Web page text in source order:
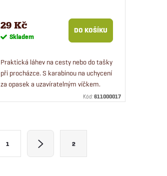
29 Kč
Skladem
DO KOŠÍKU
Praktická láhev na cesty nebo do tašky
při procházce. S karabinou na uchycení
za opasek a uzavíratelným víčkem.
Kód:611000017
1 2